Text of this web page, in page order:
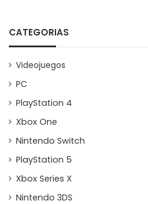
CATEGORIAS
Videojuegos
PC
PlayStation 4
Xbox One
Nintendo Switch
PlayStation 5
Xbox Series X
Nintendo 3DS